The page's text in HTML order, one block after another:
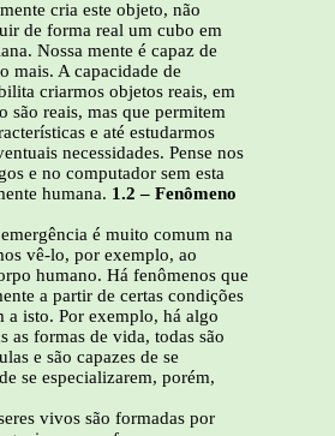
cria este objeto, não
de forma real um cubo em
Nossa mente é capaz de
mais. A capacidade de
criarmos objetos reais, em
são reais, mas que permitem
e até estudarmos
necessidades. Pense nos
e no computador sem esta
humana. 1.2 – Fenômeno
é muito comum na
vê-lo, por exemplo, ao
humano. Há fenômenos que
a partir de certas condições
a isto. Por exemplo, há algo
as formas de vida, todas são
e são capazes de se
se especializarem, porém,
vivos são formadas por